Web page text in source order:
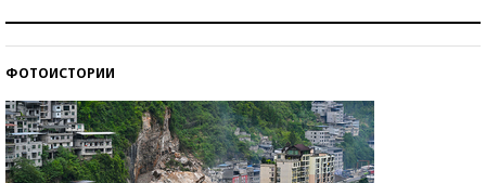
ФОТОИСТОРИИ